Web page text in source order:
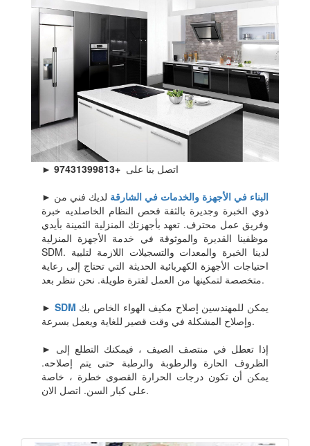
► اتصل بنا على +97431399813
►
البناء في الأجهزة والخدمات في الشارقة لديك فني من
ذوي الخبرة وجديرة بالثقة فحص النظام الخاصلديه خبرة
وفريق عمل محترف. تعهد بأجهزتك المنزلية الثمينة بأيدي
موظفينا القديرة والموثوقة في خدمة الأجهزة المنزلية
SDM. لدينا الخبرة والمعدات والتسجيلات اللازمة لتلبية
احتياجات الأجهزة الكهربائية الحديثة التي تحتاج إلى رعاية
متخصصة لتمكينها من العمل لفترة طويلة. نحن ننظر بعد.
► SDM
وإصلاح المشكلة في وقت قصير للغاية ويعمل بسرعة.
► إذا تعطل في منتصف الصيف ، فيمكنك التطلع إلى
الظروف الحارة والرطوبة والرطبة حتى يتم إصلاحه.
يمكن أن تكون درجات الحرارة القصوى خطرة ، خاصة
على كبار السن. اتصل الان.